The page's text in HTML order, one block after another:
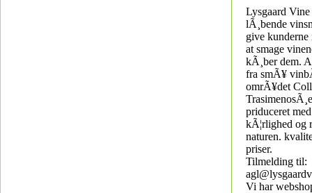
Lysgaard
lÃ¸bende
give
at smage
kÃ¸ber dem.
fra smÃ¥
omrÃ¥det
priduceret
kÃ¦rlighed og
naturen.
priser.
Tilmelding til:
Vi har